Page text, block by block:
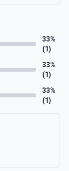
33%
(1)
33%
(1)
33%
(1)